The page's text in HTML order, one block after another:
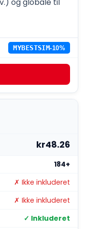
MYBESTSIM-10%
kr48.26
184+
✗ Ikke inkluderet
✗ Ikke inkluderet
✓ Inkluderet